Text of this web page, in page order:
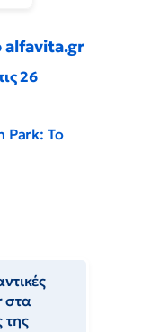
alfavita.gr
26
Park: Το
στα
της